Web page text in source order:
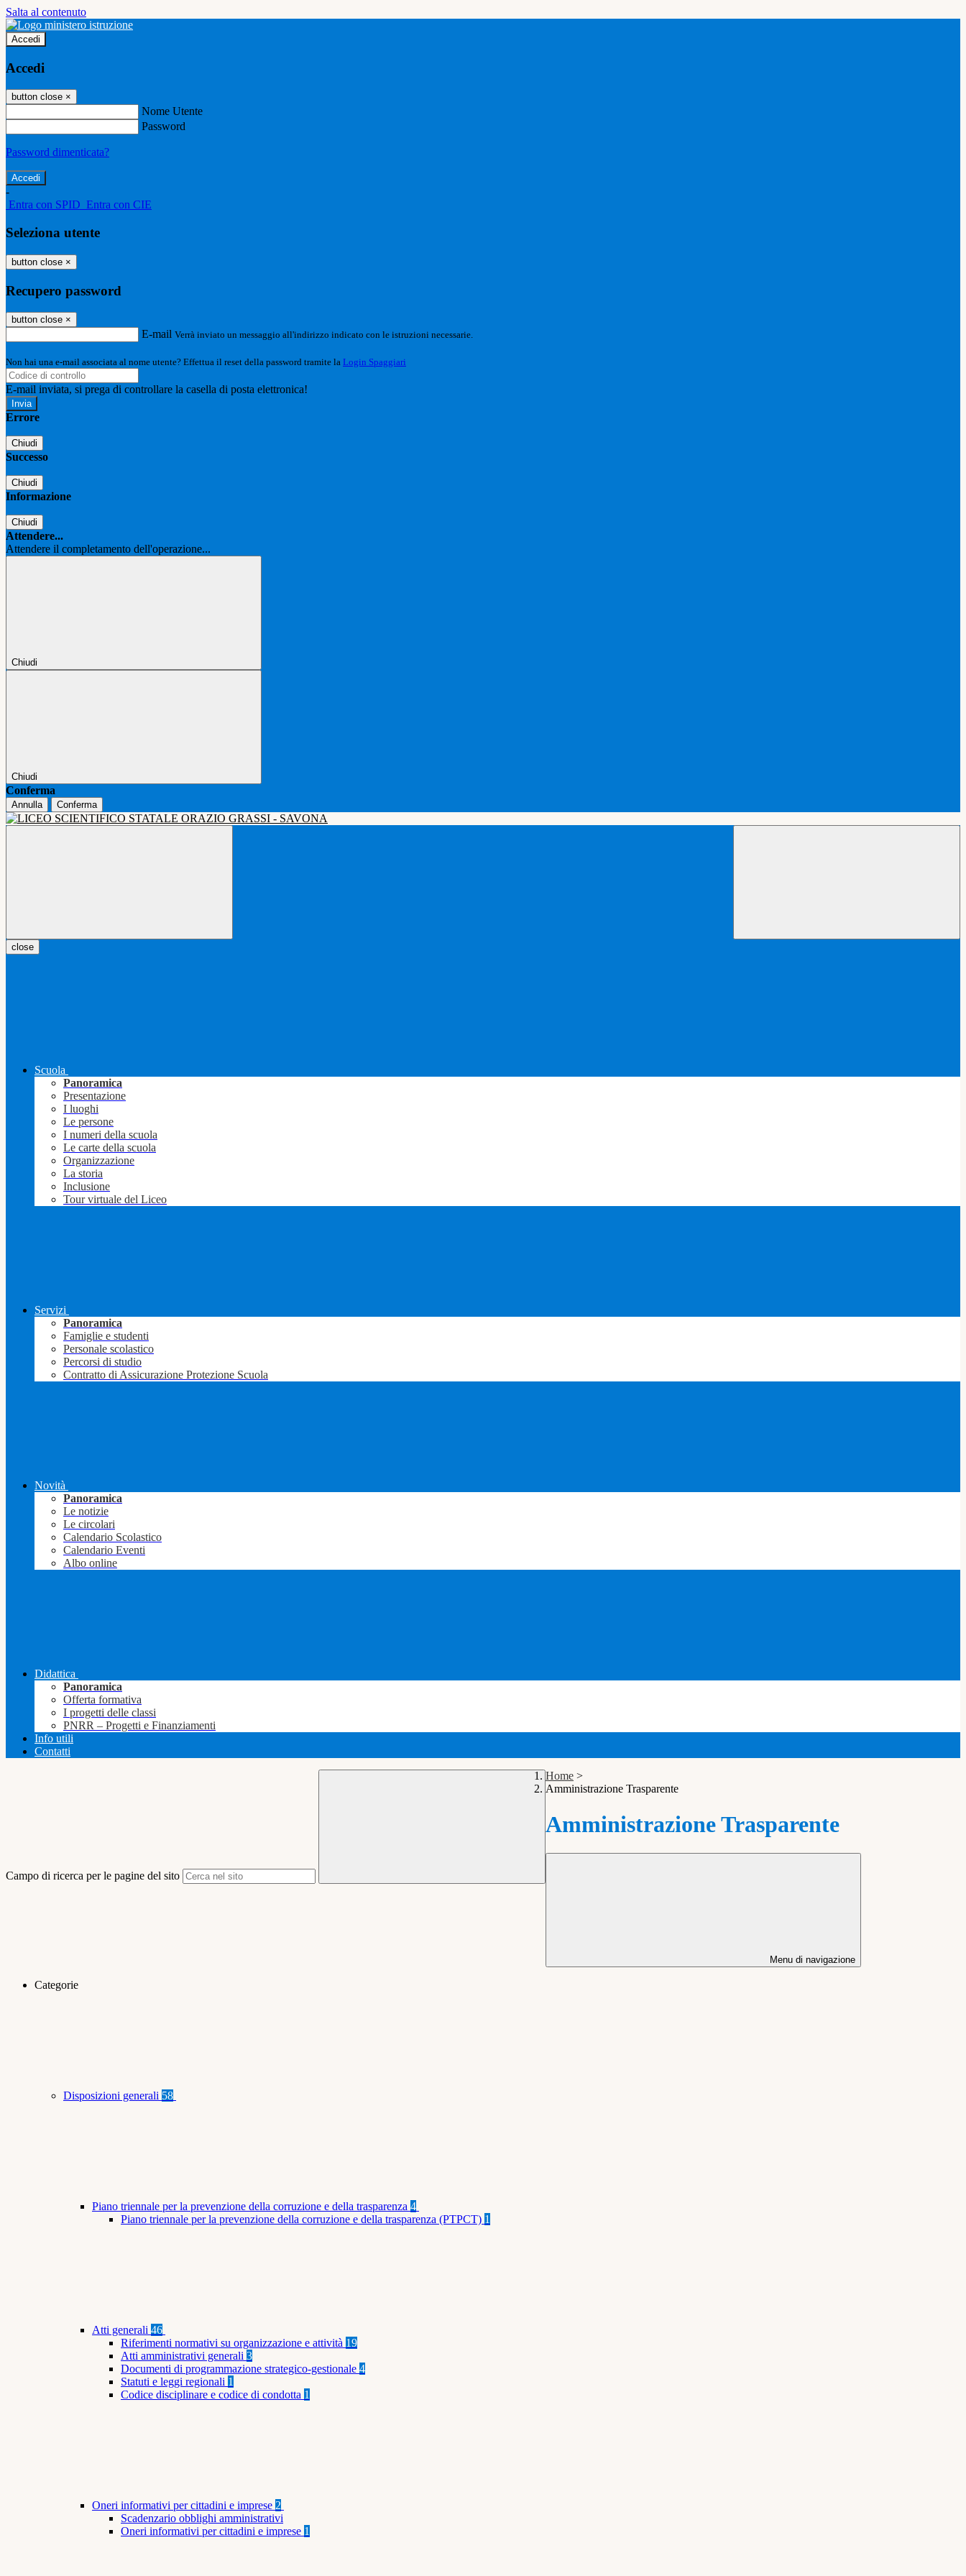
Salta al contenuto
Accedi
Accedi
button close ×
Nome Utente
Password
Password dimenticata?
-
Entra con SPID Entra con CIE
Seleziona utente
button close ×
Recupero password
button close ×
E-mail Verrà inviato un messaggio all'indirizzo indicato con le istruzioni necessarie.
Non hai una e-mail associata al nome utente? Effettua il reset della password tramite la Login Spaggiari
E-mail inviata, si prega di controllare la casella di posta elettronica!
Errore
Chiudi
Successo
Chiudi
Informazione
Chiudi
Attendere...
Attendere il completamento dell'operazione...
Chiudi
Chiudi
Conferma
Annulla Conferma
close
Scuola
Panoramica
Presentazione
I luoghi
Le persone
I numeri della scuola
Le carte della scuola
Organizzazione
La storia
Inclusione
Tour virtuale del Liceo
Servizi
Panoramica
Famiglie e studenti
Personale scolastico
Percorsi di studio
Contratto di Assicurazione Protezione Scuola
Novità
Panoramica
Le notizie
Le circolari
Calendario Scolastico
Calendario Eventi
Albo online
Didattica
Panoramica
Offerta formativa
I progetti delle classi
PNRR – Progetti e Finanziamenti
Info utili
Contatti
Campo di ricerca per le pagine del sito
Home >
Amministrazione Trasparente
Amministrazione Trasparente
Menu di navigazione
Categorie
Disposizioni generali 58
Piano triennale per la prevenzione della corruzione e della trasparenza 4
Piano triennale per la prevenzione della corruzione e della trasparenza (PTPCT) 1
Atti generali 46
Riferimenti normativi su organizzazione e attività 19
Atti amministrativi generali 3
Documenti di programmazione strategico-gestionale 4
Statuti e leggi regionali 1
Codice disciplinare e codice di condotta 1
Oneri informativi per cittadini e imprese 2
Scadenzario obblighi amministrativi
Oneri informativi per cittadini e imprese 1